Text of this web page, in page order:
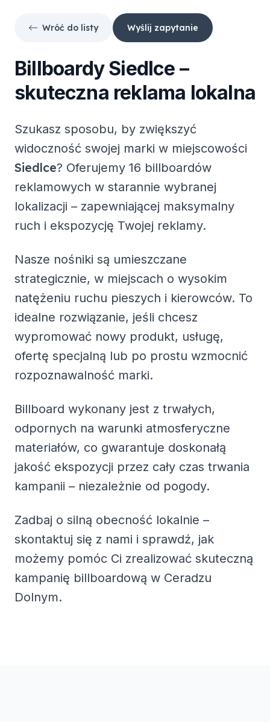
Wróć do listy Wyślij zapytanie
BillboardySiedlce –
skuteczna reklama lokalna
Szukasz sposobu, by zwiększyć
widoczność swojej marki w miejscowości
Siedlce? Oferujemy 16 billboardów
reklamowych w starannie wybranej
lokalizacji – zapewniającej maksymalny
ruch i ekspozycję Twojej reklamy.
Nasze nośniki są umieszczane
strategicznie, w miejscach o wysokim
natężeniu ruchu pieszych i kierowców. To
idealne rozwiązanie, jeśli chcesz
wypromować nowy produkt, usługę,
ofertę specjalną lub po prostu wzmocnić
rozpoznawalność marki.
Billboard wykonany jest z trwałych,
odpornych na warunki atmosferyczne
materiałów, co gwarantuje doskonałą
jakość ekspozycji przez cały czas trwania
kampanii – niezależnie od pogody.
Zadbaj o silną obecność lokalnie –
skontaktuj się z nami i sprawdź, jak
możemy pomóc Ci zrealizować skuteczną
kampanię billboardową w Ceradzu
Dolnym.